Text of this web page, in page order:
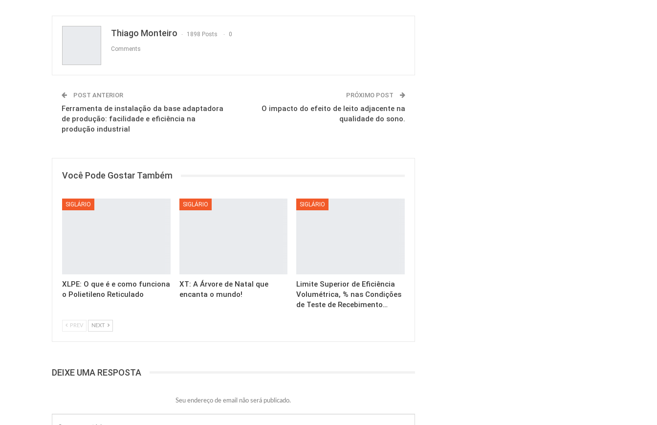
Thiago Monteiro 1898 Posts 0
Comments
POST ANTERIOR
Ferramenta de instalação da base adaptadora
de produção: facilidade e eficiência na
produção industrial
PRÓXIMO POST
O impacto do efeito de leito adjacente na
qualidade do sono.
Você Pode Gostar Também
SIGLÁRIO
XLPE: O que é e como funciona
o Polietileno Reticulado
SIGLÁRIO
XT: A Árvore de Natal que
encanta o mundo!
SIGLÁRIO
Limite Superior de Eficiência
Volumétrica, % nas Condições
de Teste de Recebimento…
PREV NEXT
DEIXE UMA RESPOSTA
Seu endereço de email não será publicado.